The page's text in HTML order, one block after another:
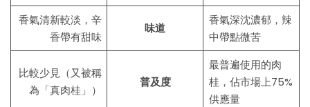
香氣清新較淡，辛
香帶有甜味
味道
香氣深沈濃郁，辣
中帶點微苦
比較少見（又被稱
為「真肉桂」）
普及度
最普遍使用的肉
桂，佔市場上75%
供應量